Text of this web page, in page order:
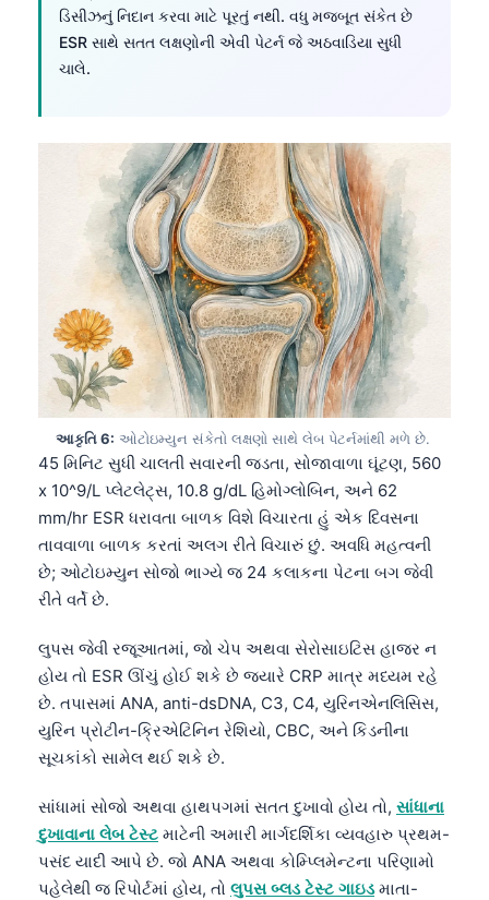
ડિસીઝનું નિદાન કરવા માટે પૂરતું નથી. વધુ મજબૂત સંકેત છે
ESR સાથે સતત લક્ષણોની એવી પેટર્ન જે અઠવાડિયા સુધી
ચાલે.
આકૃતિ 6: ઓટોઇમ્યુન સંકેતો લક્ષણો સાથે લેબ પેટર્નમાંથી મળે છે.
45 મિનિટ સુધી ચાલતી સવારની જડતા, સોજાવાળા ઘૂંટણ, 560
x 10^9/L પ્લેટલેટ્સ, 10.8 g/dL હિમોગ્લોબિન, અને 62
mm/hr ESR ધરાવતા બાળક વિશે વિચારતા હું એક દિવસના
તાવવાળા બાળક કરતાં અલગ રીતે વિચારું છું. અવધિ મહત્વની
છે; ઓટોઇમ્યુન સોજો ભાગ્યે જ 24 કલાકના પેટના બગ જેવી
રીતે વર્તે છે.
લુપસ જેવી રજૂઆતમાં, જો ચેપ અથવા સેરોસાઇટિસ હાજર ન
હોય તો ESR ઊંચું હોઈ શકે છે જ્યારે CRP માત્ર મધ્યમ રહે
છે. તપાસમાં ANA, anti-dsDNA, C3, C4, યુરિનએનલિસિસ,
યુરિન પ્રોટીન-ક્રિએટિનિન રેશિયો, CBC, અને કિડનીના
સૂચકાંકો સામેલ થઈ શકે છે.
સાંધામાં સોજો અથવા હાથપગમાં સતત દુખાવો હોય તો, સાંધાના
દુખાવાના લેબ ટેસ્ટ માટેની અમારી માર્ગદર્શિકા વ્યવહારુ પ્રથમ-
પસંદ યાદી આપે છે. જો ANA અથવા કોમ્પ્લિમેન્ટના પરિણામો
પહેલેથી જ રિપોર્ટમાં હોય, તો લુપસ બ્લડ ટેસ્ટ ગાઇડમાતા-